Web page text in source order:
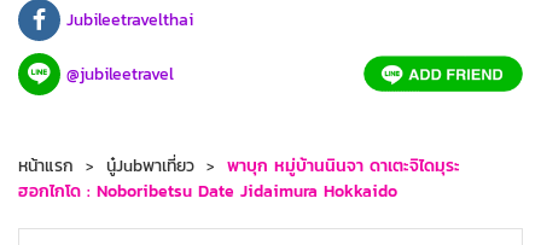
Jubileetravelthai
@jubileetravel
หน้าแรก นู๋Jubพาเที่ยว
พาบุก หมู่บ้านนินจา ดาเตะจิไดมุระ
ฮอกไกโด : Noboribetsu Date Jidaimura Hokkaido